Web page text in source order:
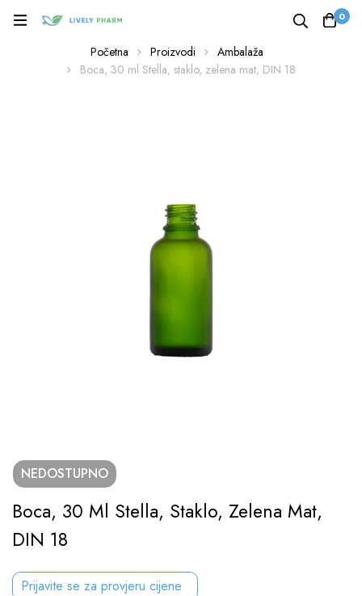
0
Početna Proizvodi
Ambalaža
Boca, 30 ml Stella, staklo, zelena mat, DIN 18
NEDOSTUPNO
Boca, 30 Ml Stella, Staklo, Zelena Mat,
DIN 18
Prijavite se za provjeru cijene